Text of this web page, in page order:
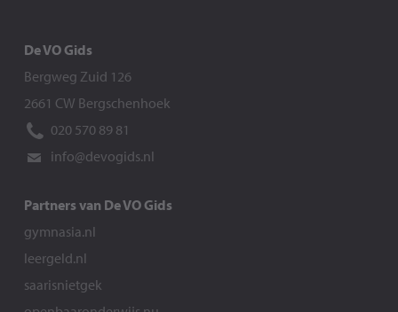
De VO Gids
Bergweg Zuid 126
2661 CW Bergschenhoek
020 570 89 81
info@devogids.nl
Partners van De VO Gids
gymnasia.nl
leergeld.nl
saarisnietgek